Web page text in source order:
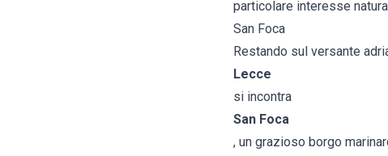
particolare interesse
San Foca
Restando sul versante
Lecce
si incontra
San Foca
, un grazioso borgo